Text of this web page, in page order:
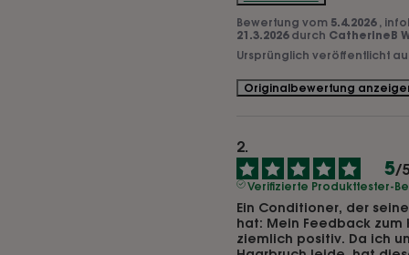
Bewertung vom 5.4.2026 ,
21.3.2026 durch CatherineB
Ursprünglich veröffentlicht
Originalbewertung
5/5
Verifizierte Produkttester-
Ein Conditioner, der
hat: Mein Feedback
ziemlich positiv. Da ich